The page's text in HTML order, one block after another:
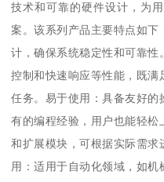
技术和可靠的硬件设计，为
案。该系列产品主要特点如
计，确保系统稳定性和可靠性
控制和快速响应等性能，既满
任务。易于使用：具备友好
有的编程经验，用户也能轻松
和扩展模块，可根据实际需求
用：适用于自动化领域，如